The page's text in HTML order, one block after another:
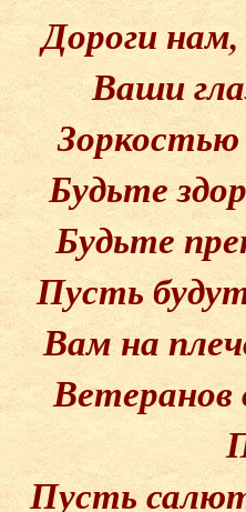
Дороги
Ваши
Зоркостью
Будьте
Будьте
Пусть
Вам на
Пусть